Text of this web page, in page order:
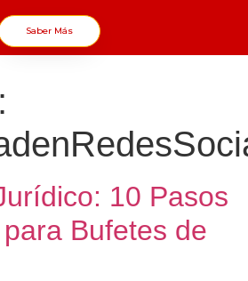
Saber Más
10 Pasos
Bufetes de